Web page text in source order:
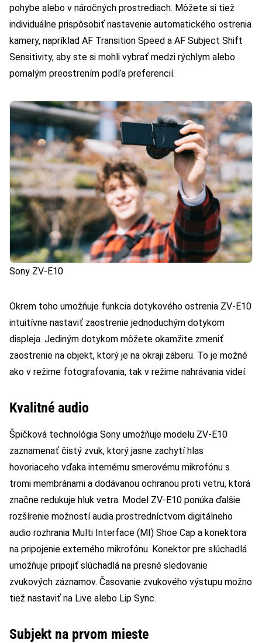
pohybe alebo v náročných prostrediach. Môžete si tiež
individuálne prispôsobiť nastavenie automatického ostrenia
kamery, napríklad AF Transition Speed a AF Subject Shift
Sensitivity, aby ste si mohli vybrať medzi rýchlym alebo
pomalým preostrením podľa preferencií.
Sony ZV-E10
Okrem toho umožňuje funkcia dotykového ostrenia ZV-E10
intuitívne nastaviť zaostrenie jednoduchým dotykom
displeja. Jediným dotykom môžete okamžite zmeniť
zaostrenie na objekt, ktorý je na okraji záberu. To je možné
ako v režime fotografovania, tak v režime nahrávania videí.
Kvalitné audio
Špičková technológia Sony umožňuje modelu ZV-E10
zaznamenať čistý zvuk, ktorý jasne zachytí hlas
hovoriaceho vďaka internému smerovému mikrofónu s
tromi membránami a dodávanou ochranou proti vetru, ktorá
značne redukuje hluk vetra. Model ZV-E10 ponúka ďalšie
rozšírenie možností audia prostredníctvom digitálneho
audio rozhrania Multi Interface (MI) Shoe Cap a konektora
na pripojenie externého mikrofónu. Konektor pre slúchadlá
umožňuje pripojiť slúchadlá na presné sledovanie
zvukových záznamov. Časovanie zvukového výstupu možno
tiež nastaviť na Live alebo Lip Sync.
Subjekt na prvom mieste